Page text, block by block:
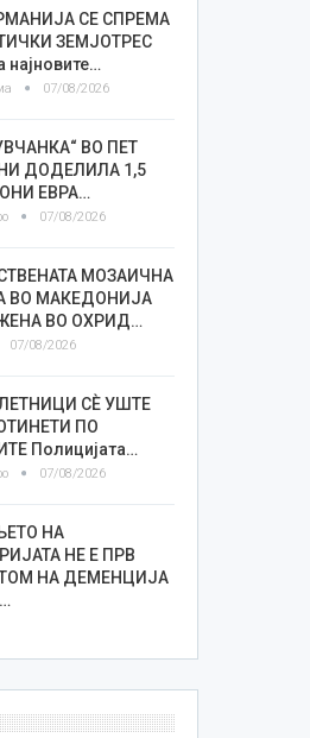
СЕ СПРЕМА
ЗЕМЈОТРЕС
најновите…
07/08/2026
ВО ПЕТ
ДОДЕЛИЛА 1,5
ЕВРА…
07/08/2026
МОЗАИЧНА
ВО МАКЕДОНИЈА
ВО ОХРИД…
07/08/2026
СÈ УШТЕ
ПО
Полицијата…
07/08/2026
НА
НЕ Е ПРВ
НА ДЕМЕНЦИЈА